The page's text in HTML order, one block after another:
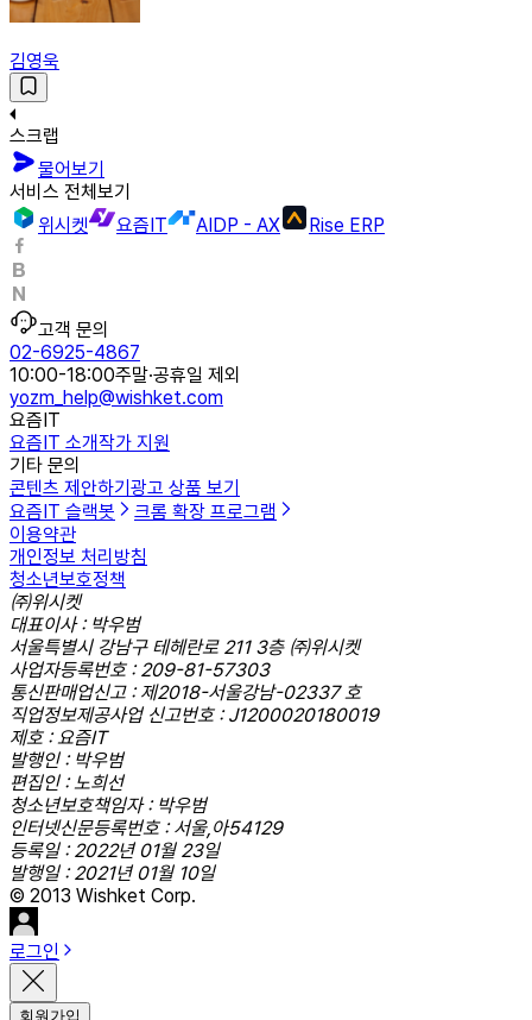
김영욱
스크랩
물어보기
서비스 전체보기
위시켓
요즘IT AIDP - AX Rise ERP
고객 문의
02-6925-4867
10:00-18:00주말·공휴일 제외
yozm_help@wishket.com
요즘IT
요즘IT 소개작가 지원
기타 문의
콘텐츠 제안하기 광고 상품 보기
요즘IT 슬랙봇
크롬 확장 프로그램
이용약관
개인정보 처리방침
청소년보호정책
㈜위시켓
대표이사 : 박우범
서울특별시 강남구 테헤란로 211 3층 ㈜위시켓
사업자등록번호 : 209-81-57303
통신판매업신고 : 제2018-서울강남-02337 호
직업정보제공사업 신고번호 : J1200020180019
제호 : 요즘IT
발행인 : 박우범
편집인 : 노희선
청소년보호책임자 : 박우범
인터넷신문등록번호 : 서울,아54129
등록일 : 2022년 01월 23일
발행일 : 2021년 01월 10일
© 2013 Wishket Corp.
로그인
회원가입